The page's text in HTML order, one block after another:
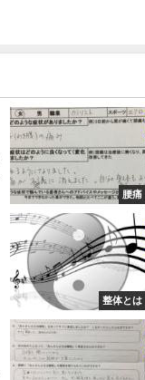
腰痛
整体とは